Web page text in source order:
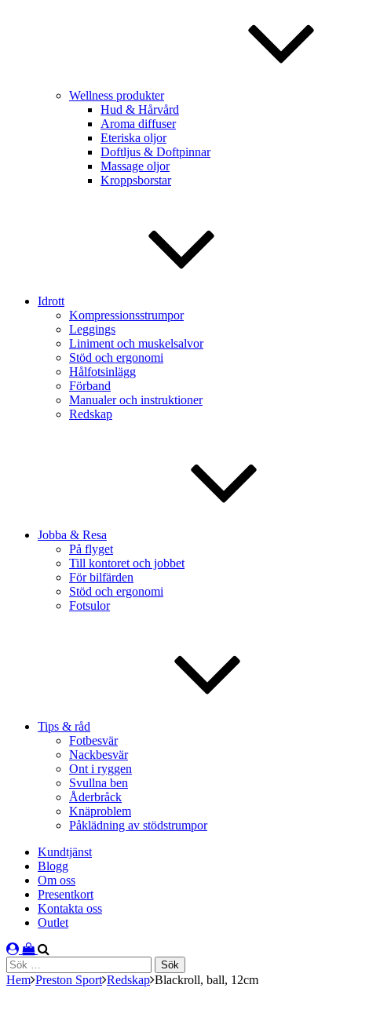
Wellness produkter
Hud & Hårvård
Aroma diffuser
Eteriska oljor
Doftljus & Doftpinnar
Massage oljor
Kroppsborstar
Idrott
Kompressionsstrumpor
Leggings
Liniment och muskelsalvor
Stöd och ergonomi
Hålfotsinlägg
Förband
Manualer och instruktioner
Redskap
Jobba & Resa
På flyget
Till kontoret och jobbet
För bilfärden
Stöd och ergonomi
Fotsulor
Tips & råd
Fotbesvär
Nackbesvär
Ont i ryggen
Svullna ben
Åderbråck
Knäproblem
Påklädning av stödstrumpor
Kundtjänst
Blogg
Om oss
Presentkort
Kontakta oss
Outlet
Sök
efter:
Hem Preston Sport Redskap Blackroll, ball, 12cm